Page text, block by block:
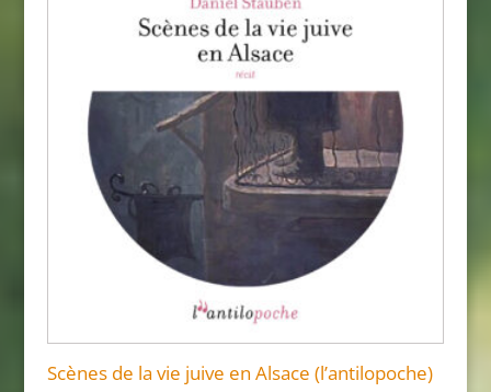
Scènes de la vie juive en Alsace (l’antilopoche)